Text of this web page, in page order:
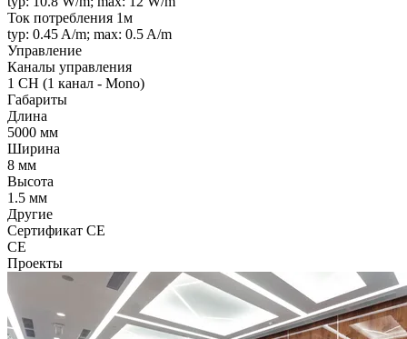
Ток потребления 1м
typ: 0.45 A/m; max: 0.5 A/m
Управление
Каналы управления
1 CH (1 канал - Mono)
Габариты
Длина
5000 мм
Ширина
8 мм
Высота
1.5 мм
Другие
Сертификат CE
CE
Проекты